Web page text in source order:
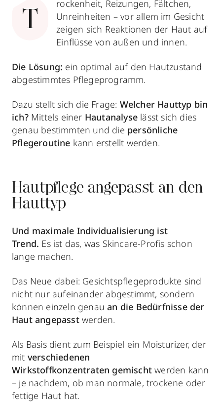
T
rockenheit, Reizungen, Fältchen,
Unreinheiten – vor allem im Gesicht
zeigen sich Reaktionen der Haut auf
Einflüsse von außen und innen.
Die Lösung: ein optimal auf den Hautzustand
abgestimmtes Pflegeprogramm.
Dazu stellt sich die Frage: Welcher Hauttyp bin
ich?Mittels einer Hautanalyse lässt sich dies
genau bestimmten und die persönliche
Pflegeroutine kann erstellt werden.
Hautpflege angepasst an den
Hauttyp
Und maximale Individualisierung ist
Trend. Es ist das, was Skincare-Profis schon
lange machen.
Das Neue dabei: Gesichtspflegeprodukte sind
nicht nur aufeinander abgestimmt, sondern
können einzeln genauan die Bedürfnisse der
Haut angepasstwerden.
Als Basis dient zum Beispiel ein Moisturizer, der
mit verschiedenen
Wirkstoffkonzentraten gemischt werden kann
– je nachdem, ob man normale, trockene oder
fettige Haut hat.